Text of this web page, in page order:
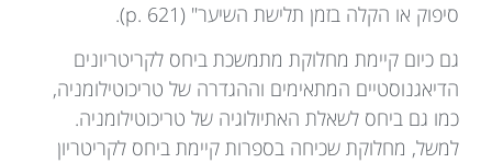
סיפוק או הקלה בזמן תלישת השיער" (p. 621).
גם כיום קיימת מחלוקת מתמשכת ביחס לקריטריונים
הדיאגנוסטיים המתאימים וההגדרה של טריכוטילומניה,
כמו גם ביחס לשאלת האתיולוגיה של טריכוטילומניה.
למשל, מחלוקת שכיחה בספרות קיימת ביחס לקריטריון